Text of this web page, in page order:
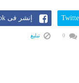
إنشر فى Facebook
تبليغ